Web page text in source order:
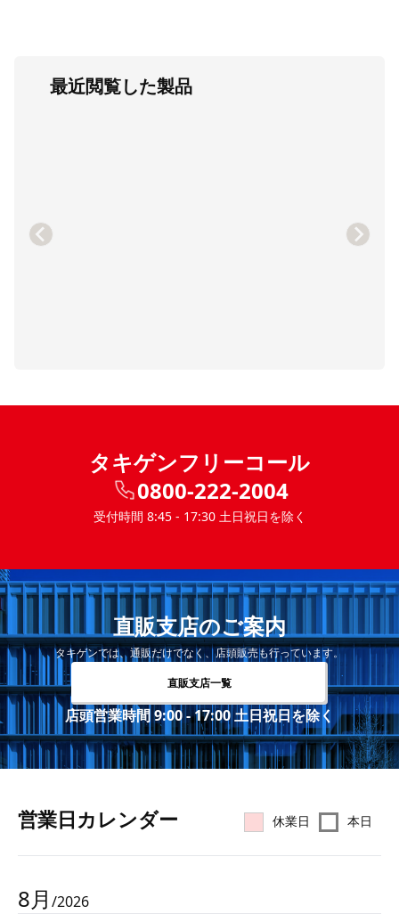
最近閲覧した製品
タキゲンフリーコール
0800-222-2004
受付時間 8:45 - 17:30 土日祝日を除く
直販支店のご案内
タキゲンでは、通販だけでなく、店頭販売も行っています。
直販支店一覧
店頭営業時間 9:00 - 17:00 土日祝日を除く
営業⽇カレンダー 休業日 本日
8月 /2026